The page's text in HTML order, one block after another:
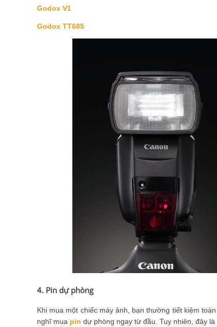
Godox V1
Godox TT685
4. Pin dự phòng
Khi mua một chiếc máy ảnh, bạn thường tiết kiệm
nghĩ mua pin dự phòng ngay từ đầu. Tuy nhiên, đây